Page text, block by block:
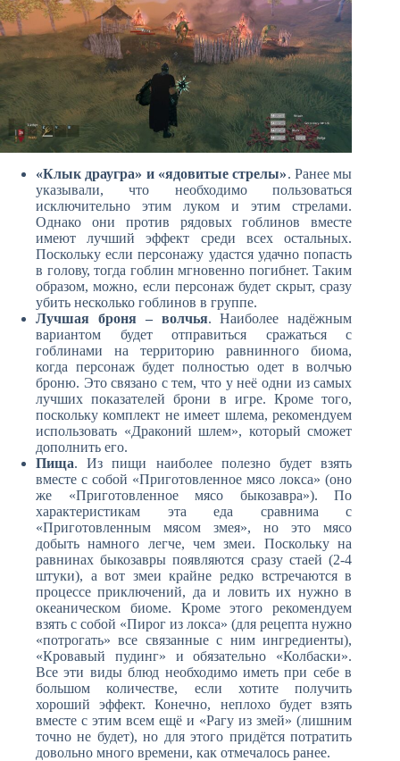
«Клык драугра» и «ядовитые стрелы». Ранее мы
указывали, что необходимо пользоваться
исключительно этим луком и этим стрелами.
Однако они против рядовых гоблинов вместе
имеют лучший эффект среди всех остальных.
Поскольку если персонажу удастся удачно попасть
в голову, тогда гоблин мгновенно погибнет. Таким
образом, можно, если персонаж будет скрыт, сразу
убить несколько гоблинов в группе.
Лучшая броня – волчья. Наиболее надёжным
вариантом будет отправиться сражаться с
гоблинами на территорию равнинного биома,
когда персонаж будет полностью одет в волчью
броню. Это связано с тем, что у неё одни из самых
лучших показателей брони в игре. Кроме того,
поскольку комплект не имеет шлема, рекомендуем
использовать «Драконий шлем», который сможет
дополнить его.
Пища. Из пищи наиболее полезно будет взять
вместе с собой «Приготовленное мясо локса» (оно
же «Приготовленное мясо быкозавра»). По
характеристикам эта еда сравнима с
«Приготовленным мясом змея», но это мясо
добыть намного легче, чем змеи. Поскольку на
равнинах быкозавры появляются сразу стаей (2-4
штуки), а вот змеи крайне редко встречаются в
процессе приключений, да и ловить их нужно в
океаническом биоме. Кроме этого рекомендуем
взять с собой «Пирог из локса» (для рецепта нужно
«потрогать» все связанные с ним ингредиенты),
«Кровавый пудинг» и обязательно «Колбаски».
Все эти виды блюд необходимо иметь при себе в
большом количестве, если хотите получить
хороший эффект. Конечно, неплохо будет взять
вместе с этим всем ещё и «Рагу из змей» (лишним
точно не будет), но для этого придётся потратить
довольно много времени, как отмечалось ранее.